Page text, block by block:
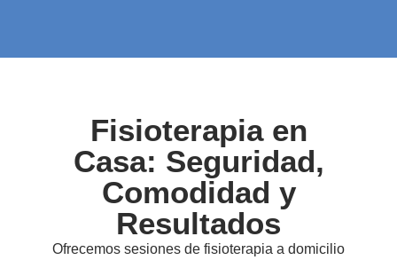
Fisioterapia en
Casa: Seguridad,
Comodidad y
Resultados
Ofrecemos sesiones de fisioterapia a domicilio